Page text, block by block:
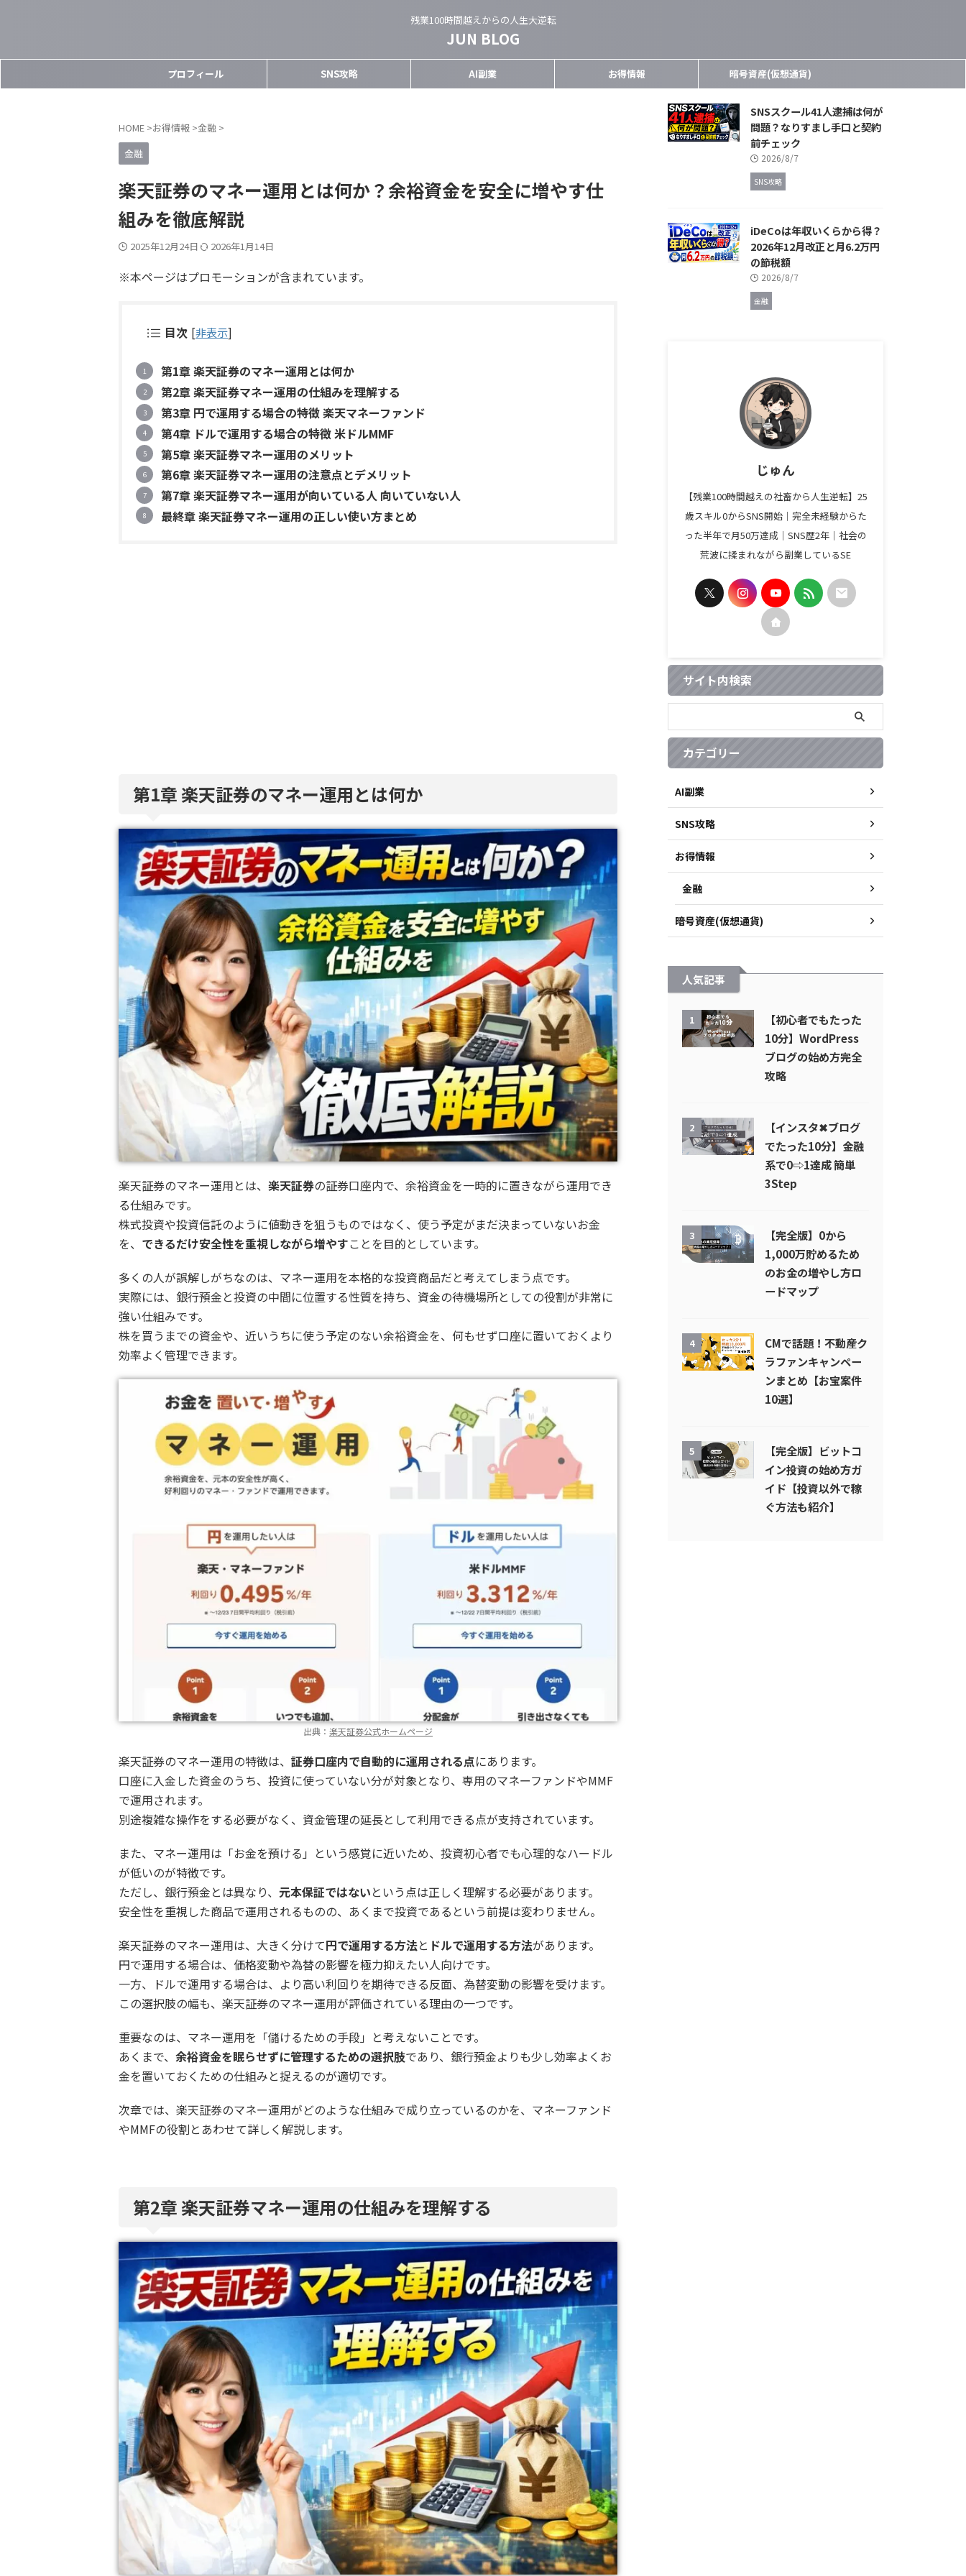
残業100時間越えからの人生大逆転
JUN BLOG
プロフィール SNS攻略 AI副業 お得情報 暗号資産(仮想通貨)
HOME >お得情報 >金融 >
金融
楽天証券のマネー運用とは何か？余裕資金を安全に増やす仕
組みを徹底解説
2025年12月24日 2026年1月14日
※本ページはプロモーションが含まれています。
目次 [非表示]
第1章 楽天証券のマネー運用とは何か
第2章 楽天証券マネー運用の仕組みを理解する
第3章 円で運用する場合の特徴 楽天マネーファンド
第4章 ドルで運用する場合の特徴 米ドルMMF
第5章 楽天証券マネー運用のメリット
第6章 楽天証券マネー運用の注意点とデメリット
第7章 楽天証券マネー運用が向いている人 向いていない人
最終章 楽天証券マネー運用の正しい使い方まとめ
第1章 楽天証券のマネー運用とは何か
楽天証券のマネー運用とは、 楽天証券の証券口座内で、余裕資金を一時的に置きながら運用でき
る仕組みです。
株式投資や投資信託のように値動きを狙うものではなく、使う予定がまだ決まっていないお金
を、 できるだけ安全性を重視しながら増やすことを目的としています。
多くの人が誤解しがちなのは、マネー運用を本格的な投資商品だと考えてしまう点です。
実際には、銀行預金と投資の中間に位置する性質を持ち、資金の待機場所としての役割が非常に
強い仕組みです。
株を買うまでの資金や、近いうちに使う予定のない余裕資金を、何もせず口座に置いておくより
効率よく管理できます。
出典： 楽天証券公式ホームページ
楽天証券のマネー運用の特徴は、 証券口座内で自動的に運用される点にあります。
口座に入金した資金のうち、投資に使っていない分が対象となり、専用のマネーファンドやMMF
で運用されます。
別途複雑な操作をする必要がなく、資金管理の延長として利用できる点が支持されています。
また、マネー運用は「お金を預ける」という感覚に近いため、投資初心者でも心理的なハードル
が低いのが特徴です。
ただし、銀行預金とは異なり、 元本保証ではないという点は正しく理解する必要があります。
安全性を重視した商品で運用されるものの、あくまで投資であるという前提は変わりません。
楽天証券のマネー運用は、大きく分けて円で運用する方法と ドルで運用する方法があります。
円で運用する場合は、価格変動や為替の影響を極力抑えたい人向けです。
一方、ドルで運用する場合は、より高い利回りを期待できる反面、為替変動の影響を受けます。
この選択肢の幅も、楽天証券のマネー運用が評価されている理由の一つです。
重要なのは、マネー運用を「儲けるための手段」と考えないことです。
あくまで、 余裕資金を眠らせずに管理するための選択肢であり、銀行預金よりも少し効率よくお
金を置いておくための仕組みと捉えるのが適切です。
次章では、楽天証券のマネー運用がどのような仕組みで成り立っているのかを、マネーファンド
やMMFの役割とあわせて詳しく解説します。
第2章 楽天証券マネー運用の仕組みを理解する
SNSスクール41人逮捕は何が
問題？なりすまし手口と契約
前チェック
2026/8/7
SNS攻略
iDeCoは年収いくらから得？
2026年12月改正と月6.2万円
の節税額
2026/8/7
金融
じゅん
【残業100時間越えの社畜から人生逆転】25
歳スキル0からSNS開始｜完全未経験からた
った半年で月50万達成｜SNS歴2年｜社会の
荒波に揉まれながら副業しているSE
サイト内検索
カテゴリー
AI副業
SNS攻略
お得情報
金融
暗号資産(仮想通貨)
人気記事
1
【初心者でもたった
10分】WordPress
ブログの始め方完全
攻略
2
【インスタ✖︎ブログ
でたった10分】金融
系で0⇨1達成 簡単
3Step
3
【完全版】0から
1,000万貯めるため
のお金の増やし方ロ
ードマップ
4
CMで話題！不動産ク
ラファンキャンペー
ンまとめ【お宝案件
10選】
5
【完全版】ビットコ
イン投資の始め方ガ
イド【投資以外で稼
ぐ方法も紹介】